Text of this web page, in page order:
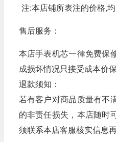
注:本店铺所表注的价格,
售后服务：
本店手表机芯一律免费保
成损坏情况只接受成本价
退款须知：
若有客户对商品质量有不
的非责任损失，本店随时
须联系本店客服核实信息